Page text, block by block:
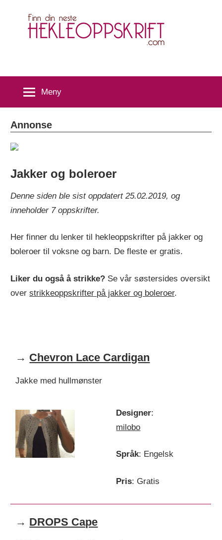
Meny
Annonse
Jakker og boleroer
Denne siden ble sist oppdatert 25.02.2019, og
inneholder 7 oppskrifter.
Her finner du lenker til hekleoppskrifter på jakker og
boleroer til voksne og barn. De fleste er gratis.
Liker du også å strikke? Se vår søstersides oversikt
overstrikkeoppskrifter på jakker og boleroer.
→ Chevron Lace Cardigan
Jakke med hullmønster
Designer:
milobo
Språk: Engelsk
Pris: Gratis
→ DROPS Cape